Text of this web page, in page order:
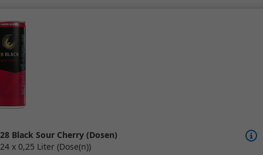
28 Black Sour Cherry (Dosen)
24 x 0,25 Liter (Dose(n))